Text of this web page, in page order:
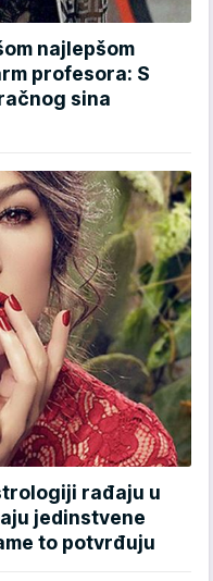
najlepšom
profesora: S
sina
rađaju u
jedinstvene
to potvrđuju